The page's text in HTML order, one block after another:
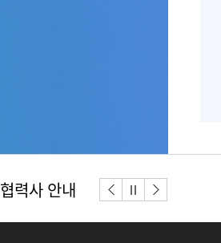
협력사 안내